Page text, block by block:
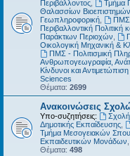
Περιβάλλοντος
Τμήμα
Θαλασσίων Βιοεπιστημών
Γεωπληροφορική
ΠΜΣ
Περιβαλλοντική Πολιτική
Παράκτιων Περιοχών
Οικολογική Μηχανική &
ΠΜΣ - Πολιτισμική
Ανθρωπογεωγραφία,
Κίνδυνοι και
Sciences
Θέματα: 2699
Ανακοινώσεις
Υπο-συζητήσεις:
Δημοτικής Εκπαίδευσης
Τμήμα Μεσογειακών
Εκπαιδευτικών Μονάδων
Θέματα: 498